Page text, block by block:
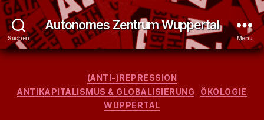
Suchen
Autonomes Zentrum Wuppertal
Menü
Kategorien
(ANTI-)REPRESSION
ANTIKAPITALISMUS & GLOBALISIERUNG
ÖKOLOGIE
WUPPERTAL